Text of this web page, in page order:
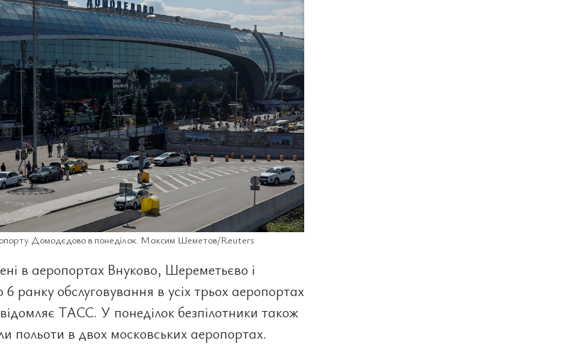
Домодєдово в понеділок. Максим Шеметов/Reuters
в аеропортах Внуково, Шереметьєво і
ранку обслуговування в усіх трьох аеропортах
ТАСС. У понеділок безпілотники також
польоти в двох московських аеропортах.